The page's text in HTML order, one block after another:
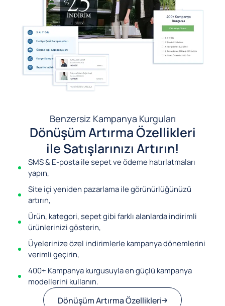
Benzersiz Kampanya Kurguları
Dönüşüm Artırma Özellikleri
ile Satışlarınızı Artırın!
SMS & E-posta ile sepet ve ödeme hatırlatmaları
yapın,
Site içi yeniden pazarlama ile görünürlüğünüzü
artırın,
Ürün, kategori, sepet gibi farklı alanlarda indirimli
ürünlerinizi gösterin,
Üyelerinize özel indirimlerle kampanya dönemlerini
verimli geçirin,
400+ Kampanya kurgusuyla en güçlü kampanya
modellerini kullanın.
Dönüşüm Artırma Özellikleri